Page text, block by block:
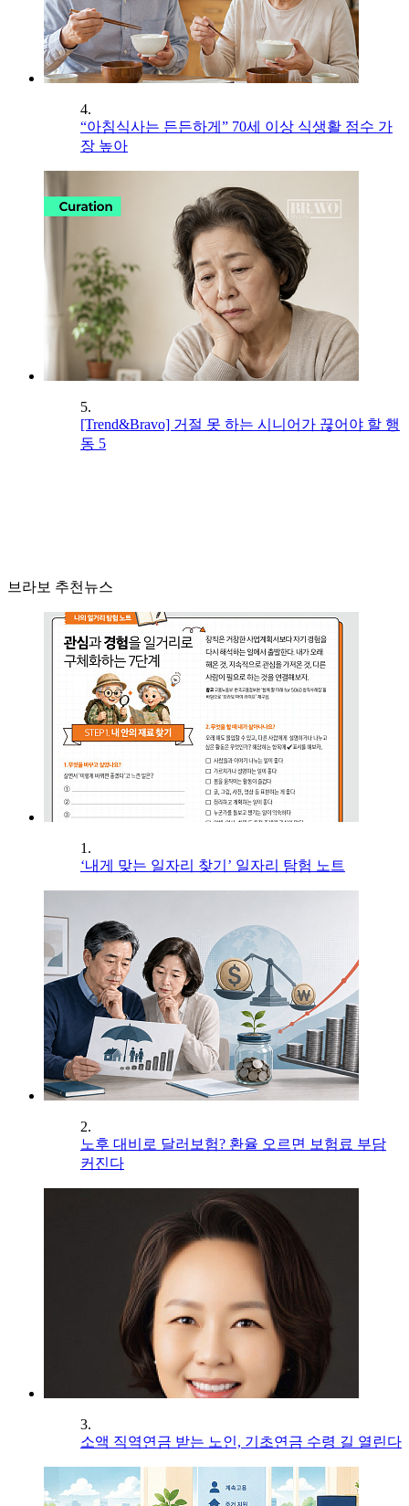
4.
“아침식사는 든든하게” 70세 이상 식생활 점수 가
장 높아
5.
[Trend&Bravo] 거절 못 하는 시니어가 끊어야 할 행
동 5
브라보 추천뉴스
1.
‘내게 맞는 일자리 찾기’ 일자리 탐험 노트
2.
노후 대비로 달러보험? 환율 오르면 보험료 부담
커진다
3.
소액 직역연금 받는 노인, 기초연금 수령 길 열린다